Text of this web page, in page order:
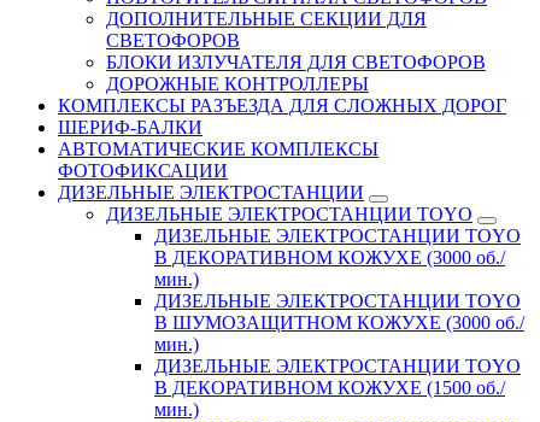
ДОПОЛНИТЕЛЬНЫЕ СЕКЦИИ ДЛЯ
СВЕТОФОРОВ
БЛОКИ ИЗЛУЧАТЕЛЯ ДЛЯ СВЕТОФОРОВ
ДОРОЖНЫЕ КОНТРОЛЛЕРЫ
КОМПЛЕКСЫ РАЗЪЕЗДА ДЛЯ СЛОЖНЫХ ДОРОГ
ШЕРИФ-БАЛКИ
АВТОМАТИЧЕСКИЕ КОМПЛЕКСЫ
ФОТОФИКСАЦИИ
ДИЗЕЛЬНЫЕ ЭЛЕКТРОСТАНЦИИ
ДИЗЕЛЬНЫЕ ЭЛЕКТРОСТАНЦИИ TOYO
ДИЗЕЛЬНЫЕ ЭЛЕКТРОСТАНЦИИ TOYO
В ДЕКОРАТИВНОМ КОЖУХЕ (3000 об./
мин.)
ДИЗЕЛЬНЫЕ ЭЛЕКТРОСТАНЦИИ TOYO
В ШУМОЗАЩИТНОМ КОЖУХЕ (3000 об./
мин.)
ДИЗЕЛЬНЫЕ ЭЛЕКТРОСТАНЦИИ TOYO
В ДЕКОРАТИВНОМ КОЖУХЕ (1500 об./
мин.)